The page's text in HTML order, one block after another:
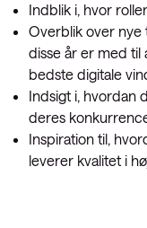
Indblik i, hvor
Overblik over nye
disse år er med
bedste digitale
Indsigt i, hvordan
deres
Inspiration til,
leverer kvalitet i